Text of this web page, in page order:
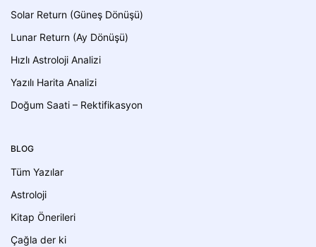
Solar Return (Güneş Dönüşü)
Lunar Return (Ay Dönüşü)
Hızlı Astroloji Analizi
Yazılı Harita Analizi
Doğum Saati – Rektifikasyon
BLOG
Tüm Yazılar
Astroloji
Kitap Önerileri
Çağla der ki